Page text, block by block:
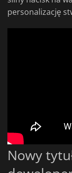
personalizację
Nowy